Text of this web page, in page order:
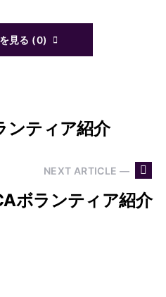
見る (0)
ンティア紹介
NEXT ARTICLE —
ボランティア紹介